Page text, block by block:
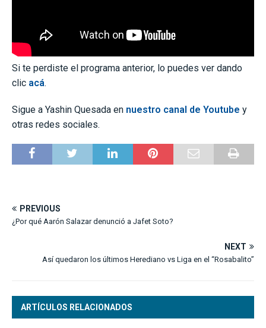
Si te perdiste el programa anterior, lo puedes ver dando
clic acá.
Sigue a Yashin Quesada en nuestro canal de Youtube y
otras redes sociales.
PREVIOUS
¿Por qué Aarón Salazar denunció a Jafet Soto?
NEXT
Así quedaron los últimos Herediano vs Liga en el “Rosabalito”
ARTÍCULOS RELACIONADOS